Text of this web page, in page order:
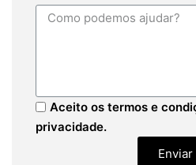
Aceito os termos e
privacidade.
Enviar